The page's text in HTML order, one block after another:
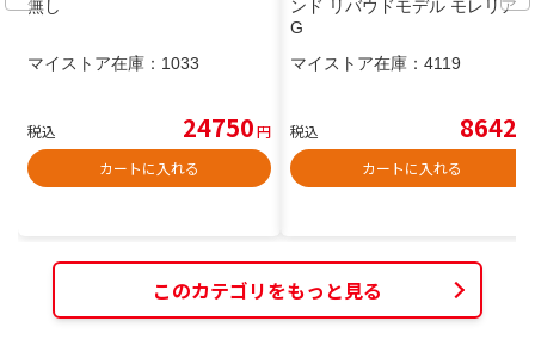
無し
マイストア在庫： 1033
税込 24750円
カートに入れる
ンド リバウドモデル モレリア S
G
マイストア在庫： 4119
税込 8642
カートに入れる
このカテゴリをもっと見る